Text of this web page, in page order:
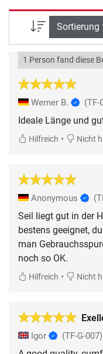
Sortierung
1 Person fand diese
Werner B. (TF-
Ideale Länge und
Hilfreich • Nicht
Anonymous
Seil liegt gut in der
bestens geeignet,
man
noch so OK.
Hilfreich • Nicht
Igor (TF-G-007)